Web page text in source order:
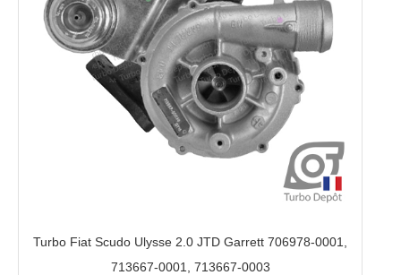
Turbo Fiat Scudo Ulysse 2.0 JTD Garrett 706978-0001,
713667-0001, 713667-0003